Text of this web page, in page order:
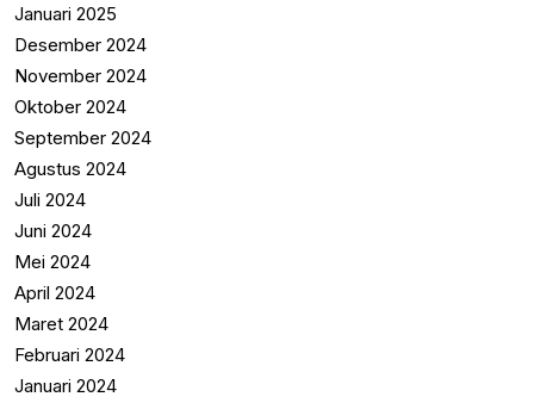
Januari 2025
Desember 2024
November 2024
Oktober 2024
September 2024
Agustus 2024
Juli 2024
Juni 2024
Mei 2024
April 2024
Maret 2024
Februari 2024
Januari 2024